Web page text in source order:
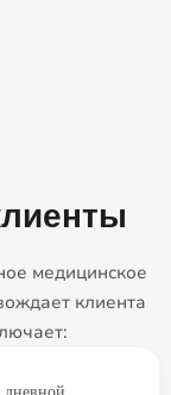
медицинское
клиента